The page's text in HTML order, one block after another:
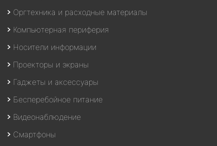
Оргтехника и расходные материалы
Компьютерная периферия
Носители информации
Проекторы и экраны
Гаджеты и аксессуары
Бесперебойное питание
Видеонаблюдение
Смартфоны